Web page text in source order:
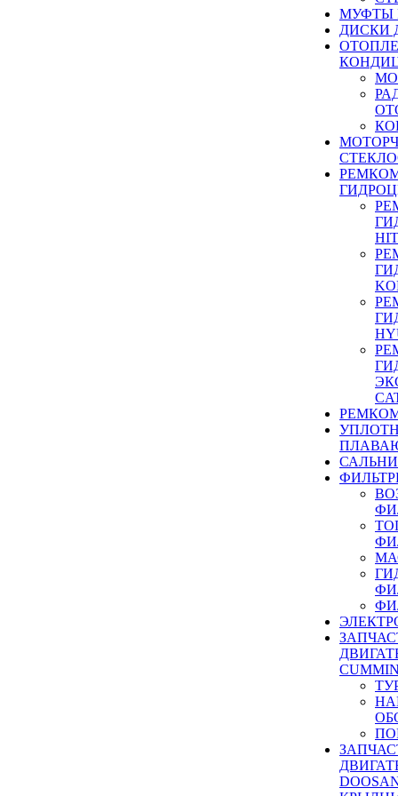
МУФТЫ
ДИСКИ